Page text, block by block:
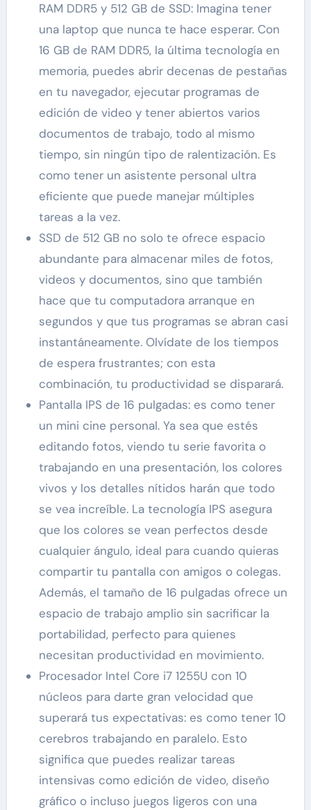
RAM DDR5 y 512 GB de SSD: Imagina tener
una laptop que nunca te hace esperar. Con
16 GB de RAM DDR5, la última tecnología en
memoria, puedes abrir decenas de pestañas
en tu navegador, ejecutar programas de
edición de video y tener abiertos varios
documentos de trabajo, todo al mismo
tiempo, sin ningún tipo de ralentización. Es
como tener un asistente personal ultra
eficiente que puede manejar múltiples
tareas a la vez.
SSD de 512 GB no solo te ofrece espacio
abundante para almacenar miles de fotos,
videos y documentos, sino que también
hace que tu computadora arranque en
segundos y que tus programas se abran casi
instantáneamente. Olvídate de los tiempos
de espera frustrantes; con esta
combinación, tu productividad se disparará.
Pantalla IPS de 16 pulgadas: es como tener
un mini cine personal. Ya sea que estés
editando fotos, viendo tu serie favorita o
trabajando en una presentación, los colores
vivos y los detalles nítidos harán que todo
se vea increíble. La tecnología IPS asegura
que los colores se vean perfectos desde
cualquier ángulo, ideal para cuando quieras
compartir tu pantalla con amigos o colegas.
Además, el tamaño de 16 pulgadas ofrece un
espacio de trabajo amplio sin sacrificar la
portabilidad, perfecto para quienes
necesitan productividad en movimiento.
Procesador Intel Core i7 1255U con 10
núcleos para darte gran velocidad que
superará tus expectativas: es como tener 10
cerebros trabajando en paralelo. Esto
significa que puedes realizar tareas
intensivas como edición de video, diseño
gráfico o incluso juegos ligeros con una